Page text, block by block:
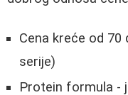
Cena kreće od 70
serije)
Protein formula -